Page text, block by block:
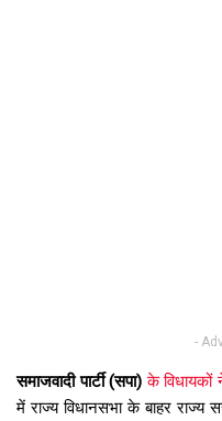
-
समाजवादी पार्टी (सपा) के
में राज्य विधानसभा के बाहर राज्य